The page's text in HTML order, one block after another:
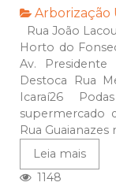
Arborização
Rua João
Horto do
Av. Presidente
Destoca Rua
Icaraí26
supermercado
Rua Guaianazes
Leia mais
1148